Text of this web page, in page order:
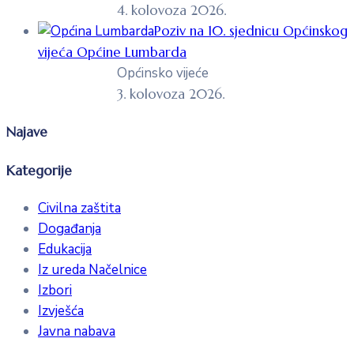
4. kolovoza 2026.
Poziv na 10. sjednicu Općinskog
vijeća Općine Lumbarda
Općinsko vijeće
3. kolovoza 2026.
Najave
Kategorije
Civilna zaštita
Događanja
Edukacija
Iz ureda Načelnice
Izbori
Izvješća
Javna nabava